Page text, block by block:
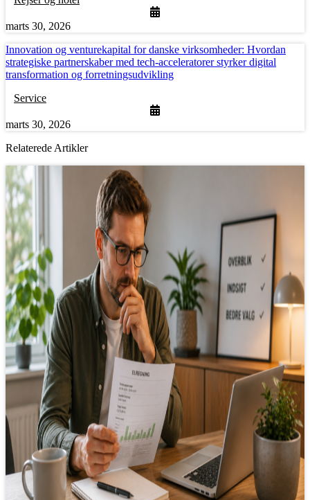
marts 30, 2026
Innovation og venturekapital for danske virksomheder: Hvordan
strategiske partnerskaber med tech-acceleratorer styrker digital
transformation og forretningsudvikling
Service
marts 30, 2026
Relaterede Artikler